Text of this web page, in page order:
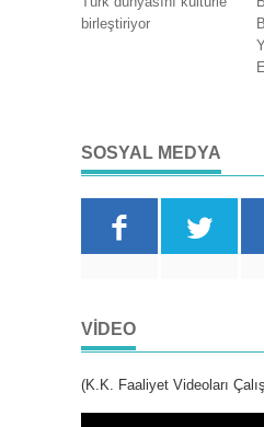
birleştiriyor
SOSYAL MEDYA
VIDEO
(K.K. Faaliyet Videoları